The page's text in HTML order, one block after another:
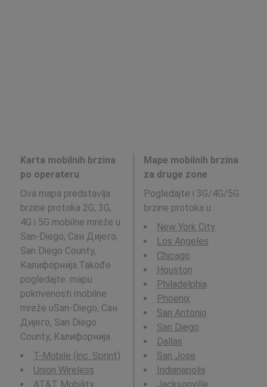
Karta mobilnih brzina
po operateru
Ova mapa predstavlja
brzine protoka 2G, 3G,
4G i 5G mobilne mreže u
San-Diego, Сан Дијего,
San Diego County,
Калифорнија.Takođe
pogledajte: mapu
pokrivenosti mobilne
mreže uSan-Diego, Сан
Дијего, San Diego
County, Калифорнија
T-Mobile (inc. Sprint)
Union Wireless
AT&T Mobility
Mape mobilnih brzina
za druge zone
Pogledajte i 3G/4G/5G
brzine protoka u :
New York City
Los Angeles
Chicago
Houston
Philadelphia
Phoenix
San Antonio
San Diego
Dallas
San Jose
Indianapolis
Jacksonville